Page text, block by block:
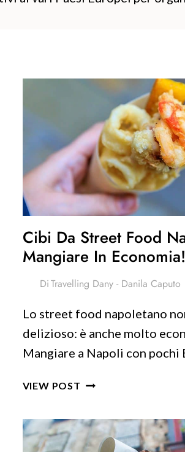
Cibi Da Street Food
Mangiare In Economia!
DiTravelling Dany - Danila Caputo
Lo street food napoletano
delizioso: è anche molto
Mangiare a Napoli con pochi
VIEW POST CIBI
FOOD
NAPOLETANO